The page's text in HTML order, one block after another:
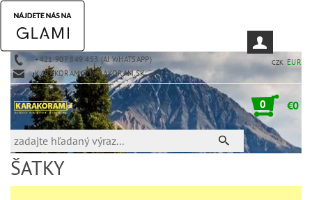
+421 907 849 453 (AJ WHATSAPP)
KARAKORAM@KARAKORAM.SK
CZK EUR
0 €0
ŠATKY